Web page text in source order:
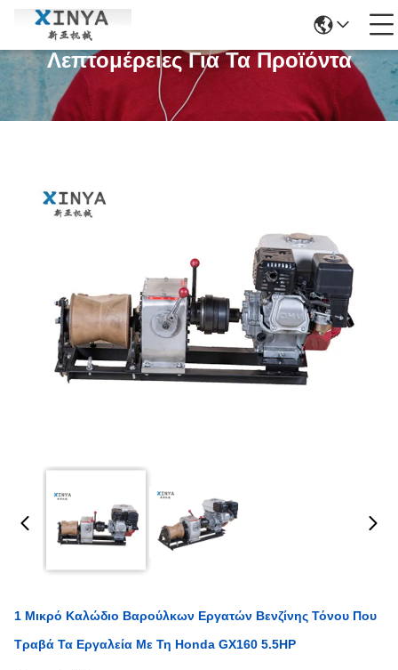
Λεπτομέρειες Για Τα Προϊόντα
1 Μικρό Καλώδιο Βαρούλκων Εργατών Βενζίνης Τόνου Που
Τραβά Τα Εργαλεία Με Τη Honda GX160 5.5HP